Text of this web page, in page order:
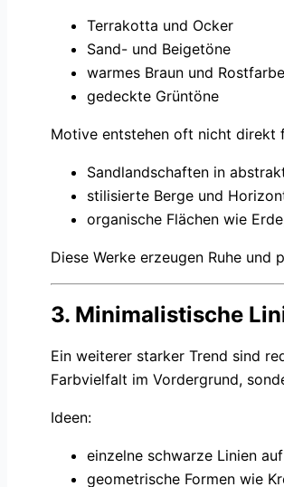
Terrakotta und Ocker
Sand- und Beigetöne
warmes Braun und
gedeckte Grüntöne
Motive entstehen oft nicht direkt
Sandlandschaften in
stilisierte Berge und
organische Flächen wie
Diese Werke erzeugen Ruhe und
3. Minimalistische
Ein weiterer starker Trend sind
Farbvielfalt im Vordergrund,
Ideen:
einzelne schwarze Linien
geometrische Formen wie